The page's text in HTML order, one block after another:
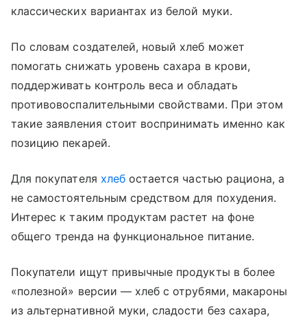
классических вариантах из белой муки.
По словам создателей, новый хлеб может
помогать снижать уровень сахара в крови,
поддерживать контроль веса и обладать
противовоспалительными свойствами. При этом
такие заявления стоит воспринимать именно как
позицию пекарей.
Для покупателя хлебостается частью рациона, а
не самостоятельным средством для похудения.
Интерес к таким продуктам растет на фоне
общего тренда на функциональное питание.
Покупатели ищут привычные продукты в более
«полезной» версии — хлеб с отрубями, макароны
из альтернативной муки, сладости без сахара,